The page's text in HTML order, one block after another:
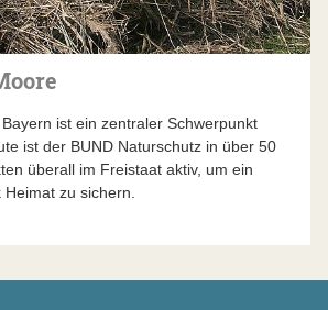
ist ein zentraler Schwerpunkt
ist der BUND Naturschutz in über 50
überall im Freistaat aktiv, um ein
zu sichern.